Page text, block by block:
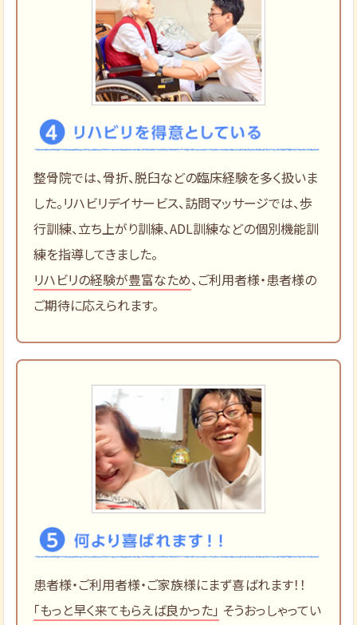
整骨院では、骨折、脱臼などの臨床経験を多く扱いま
した。リハビリデイサービス、訪問マッサージでは、歩
行訓練、立ち上がり訓練、ADL訓練などの個別機能訓
練を指導してきました。
リハビリの経験が豊富なため、ご利用者様・患者様の
ご期待に応えられます。
患者様・ご利用者様・ご家族様にまず喜ばれます！！
「もっと早く来てもらえば良かった」 そうおっしゃってい